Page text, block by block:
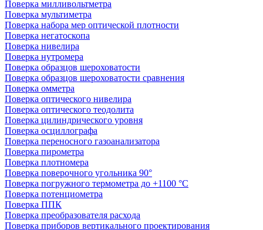
Поверка милливольтметра
Поверка мультиметра
Поверка набора мер оптической плотности
Поверка негатоскопа
Поверка нивелира
Поверка нутромера
Поверка образцов шероховатости
Поверка образцов шероховатости сравнения
Поверка омметра
Поверка оптического нивелира
Поверка оптического теодолита
Поверка цилиндрического уровня
Поверка осциллографа
Поверка переносного газоанализатора
Поверка пирометра
Поверка плотномера
Поверка поверочного угольника 90°
Поверка погружного термометра до +1100 °С
Поверка потенциометра
Поверка ППК
Поверка преобразователя расхода
Поверка приборов вертикального проектирования